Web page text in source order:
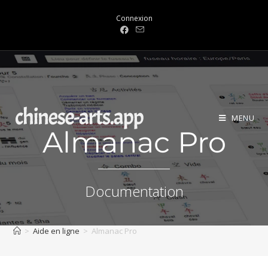
Connexion
MENU
Almanac Pro
Documentation
> Aide en ligne > Almanac Pro